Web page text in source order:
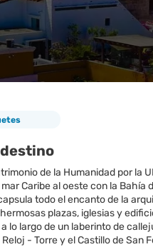
de la Humanidad por la
Caribe al oeste con la
todo el encanto de la
plazas, iglesias y
lo largo de un laberinto de
Reloj - Torre y el Castillo de